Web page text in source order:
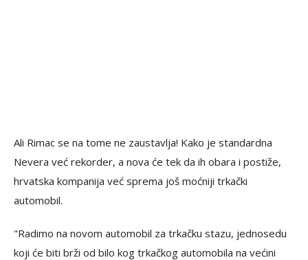
Ali Rimac se na tome ne zaustavlja! Kako je standardna
Nevera već rekorder, a nova će tek da ih obara i postiže,
hrvatska kompanija već sprema još moćniji trkački
automobil.
"Radimo na novom automobil za trkačku stazu, jednosedu
koji će biti brži od bilo kog trkačkog automobila na većini